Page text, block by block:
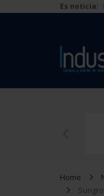
Es noticia:
Home